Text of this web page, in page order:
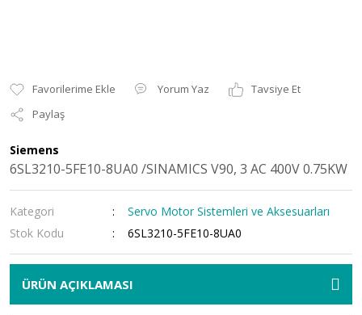
Yorum Yaz
Tavsiye Et
Paylaş
Siemens
6SL3210-5FE10-8UA0 /SINAMICS V90, 3 AC 400V 0.75KW
Kategori
Servo Motor Sistemleri ve Aksesuarları
Stok Kodu
6SL3210-5FE10-8UA0
ÜRÜN AÇIKLAMASI